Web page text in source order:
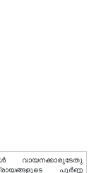
വായനക്കാരുടേതു
പൂർണ്ണ